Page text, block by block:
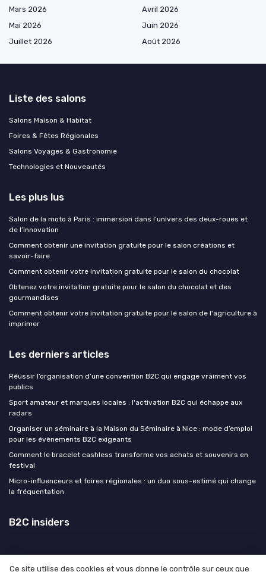
Mars 2026
Avril 2026
Mai 2026
Juin 2026
Juillet 2026
Août 2026
Liste des salons
Salons Maison & Habitat
Foires & Fêtes Régionales
Salons Voyages & Gastronomie
Technologies et Nouveautés
Les plus lus
Salon de la moto à Paris : immersion dans l’univers des deux-roues et
de l’innovation
Comment obtenir une invitation gratuite pour le salon créations et
savoir-faire
Comment obtenir votre invitation gratuite pour le salon du chocolat
Obtenez votre invitation gratuite pour le salon du chocolat et des
gourmandises
Comment obtenir votre invitation gratuite pour le salon de l'agriculture à
imprimer
Les derniers articles
Réussir l’organisation d’une convention B2C qui engage vraiment vos
publics
Sport amateur et marques locales : l'activation B2C qui échappe aux
radars
Organiser un séminaire à la Maison du Séminaire à Nice : mode d’emploi
pour les évènements B2C exigeants
Comment le bracelet cashless transforme vos achats et souvenirs en
festival
Micro-influenceurs et foires régionales : un duo sous-estimé qui change
la fréquentation
B2C insiders
Ce site utilise des cookies et vous donne le contrôle sur ceux que